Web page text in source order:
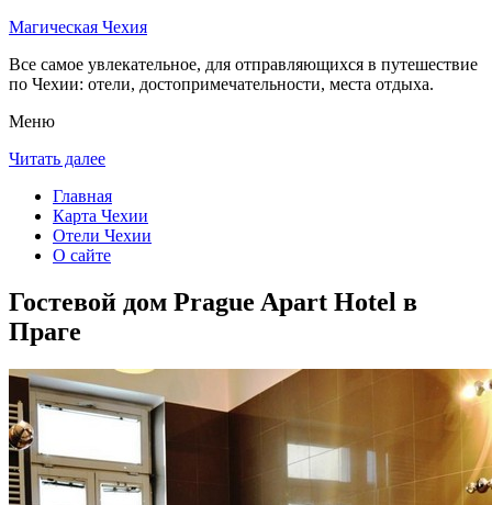
Магическая Чехия
Все самое увлекательное, для отправляющихся в путешествие
по Чехии: отели, достопримечательности, места отдыха.
Меню
Читать далее
Главная
Карта Чехии
Отели Чехии
О сайте
Гостевой дом Prague Apart Hotel в
Праге